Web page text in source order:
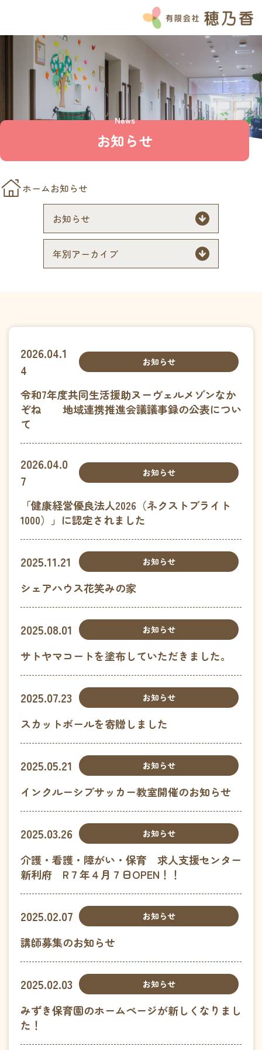
HOME
お知らせ
ブログ
Instagram
私たちの想い
チーム穂乃香
介護付き有料老人ホームのぞみ
ナーシングホーム和笑の家
ナーシングホームほのか
ほのか定期巡回・随時対応型
ヌーヴェルメゾンなかぞね
みずき保育園
企業主導型保育園提携企業様募集
穂乃香について
会社概要
採用情報
お問い合わせ
News
お知らせ
ホームお知らせ
2026.04.1
4
お知らせ
令和7年度共同生活援助ヌーヴェルメゾンなか
ぞね 地域連携推進会議議事録の公表につい
て
2026.04.0
7
お知らせ
「健康経営優良法人2026（ネクストブライト
1000）」に認定されました
2025.11.21 お知らせ
シェアハウス花笑みの家
2025.08.01 お知らせ
サトヤマコートを塗布していただきました。
2025.07.23 お知らせ
スカットボールを寄贈しました
2025.05.21 お知らせ
インクルーシブサッカー教室開催のお知らせ
2025.03.26 お知らせ
介護・看護・障がい・保育 求人支援センター
新利府 R７年４月７日OPEN！！
2025.02.07 お知らせ
講師募集のお知らせ
2025.02.03 お知らせ
みずき保育園のホームページが新しくなりまし
た！